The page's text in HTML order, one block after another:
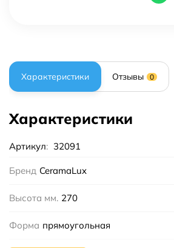
Характеристики Отзывы 0
Характеристики
Артикул: 32091
Бренд CeramaLux
Высота мм. 270
Форма прямоугольная